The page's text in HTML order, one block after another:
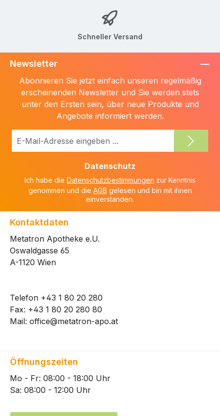
Schneller Versand
Newsletter
Abonnieren Sie jetzt einfach unseren regelmäßig
erscheinenden Newsletter und Sie werden stets
unter den Ersten sein, über neue Produkte und
Angebote informiert werden.
E-
Datenschutz
Ich habe die Datenschutzbestimmungen zur Kenntnis
genommen und die AGB gelesen und bin mit ihnen
einverstanden.
Kontaktdaten
Metatron Apotheke e.U.
Oswaldgasse 65
A-1120 Wien
Telefon +43 1 80 20 280
Fax: +43 1 80 20 280 80
Mail: office@metatron-apo.at
Öffnungszeiten
Mo - Fr: 08:00 - 18:00 Uhr
Sa: 08:00 - 12:00 Uhr